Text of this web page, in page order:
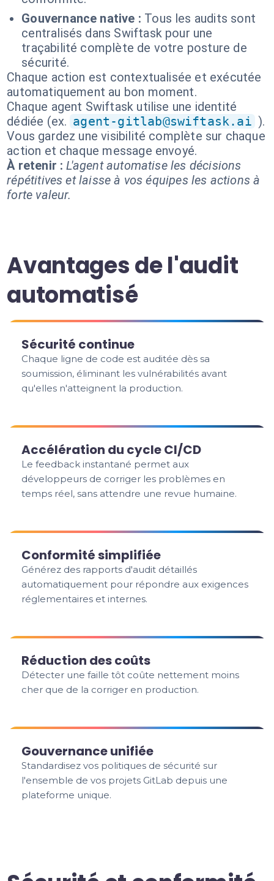
Gouvernance native : Tous les audits sont
centralisés dans Swiftask pour une
traçabilité complète de votre posture de
sécurité.
Chaque action est contextualisée et exécutée
automatiquement au bon moment.
Chaque agent Swiftask utilise une identité
dédiée (ex. agent-gitlab@swiftask.ai ).
Vous gardez une visibilité complète sur chaque
action et chaque message envoyé.
À retenir : L'agent automatise les décisions
répétitives et laisse à vos équipes les actions à
forte valeur.
Avantages de l'audit
automatisé
Sécurité continue
Chaque ligne de code est auditée dès sa
soumission, éliminant les vulnérabilités avant
qu'elles n'atteignent la production.
Accélération du cycle CI/CD
Le feedback instantané permet aux
développeurs de corriger les problèmes en
temps réel, sans attendre une revue humaine.
Conformité simplifiée
Générez des rapports d'audit détaillés
automatiquement pour répondre aux exigences
réglementaires et internes.
Réduction des coûts
Détecter une faille tôt coûte nettement moins
cher que de la corriger en production.
Gouvernance unifiée
Standardisez vos politiques de sécurité sur
l'ensemble de vos projets GitLab depuis une
plateforme unique.